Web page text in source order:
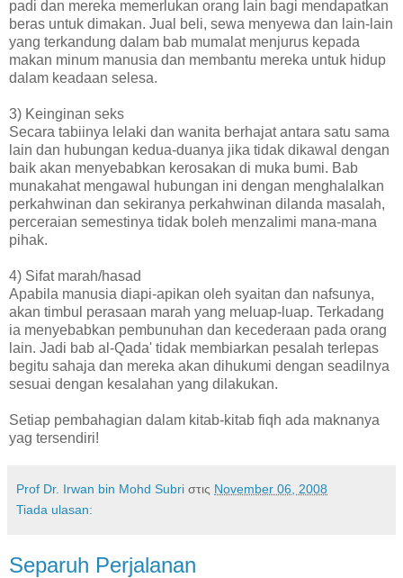
padi dan mereka memerlukan orang lain bagi mendapatkan
beras untuk dimakan. Jual beli, sewa menyewa dan lain-lain
yang terkandung dalam bab mumalat menjurus kepada
makan minum manusia dan membantu mereka untuk hidup
dalam keadaan selesa.
3) Keinginan seks
Secara tabiinya lelaki dan wanita berhajat antara satu sama
lain dan hubungan kedua-duanya jika tidak dikawal dengan
baik akan menyebabkan kerosakan di muka bumi. Bab
munakahat mengawal hubungan ini dengan menghalalkan
perkahwinan dan sekiranya perkahwinan dilanda masalah,
perceraian semestinya tidak boleh menzalimi mana-mana
pihak.
4) Sifat marah/hasad
Apabila manusia diapi-apikan oleh syaitan dan nafsunya,
akan timbul perasaan marah yang meluap-luap. Terkadang
ia menyebabkan pembunuhan dan kecederaan pada orang
lain. Jadi bab al-Qada' tidak membiarkan pesalah terlepas
begitu sahaja dan mereka akan dihukumi dengan seadilnya
sesuai dengan kesalahan yang dilakukan.
Setiap pembahagian dalam kitab-kitab fiqh ada maknanya
yag tersendiri!
Prof Dr. Irwan bin Mohd Subri στις November 06, 2008
Tiada ulasan:
Separuh Perjalanan